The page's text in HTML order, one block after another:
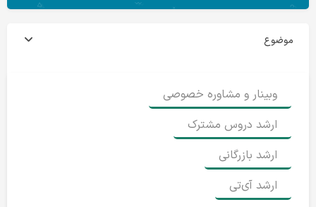
موضوع
وبینار و مشاوره خصوصی
ارشد دروس مشترک
ارشد بازرگانی
ارشد آی‌تی